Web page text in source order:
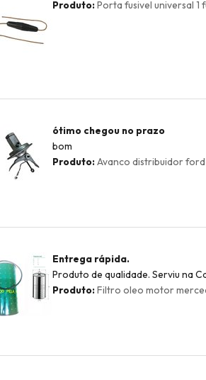
Produto:Porta fusivel universal 1
ótimo chegou no prazo
bom
Produto:Avanco distribuidor ford
Entrega rápida.
Produto de qualidade. Serviu na
Produto:Filtro oleo motor